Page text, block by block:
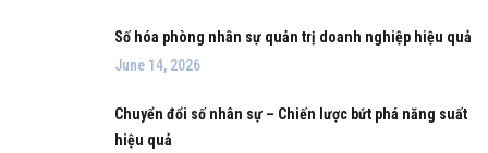
Số hóa phòng nhân sự quản trị doanh nghiệp hiệu quả
June 14, 2026
Chuyển đổi số nhân sự – Chiến lược bứt phá năng suất
hiệu quả